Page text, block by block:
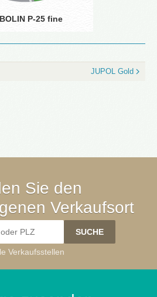
P-25 fine
JUPOL Gold
Sie den
Verkaufsort
Verkaufsstellen